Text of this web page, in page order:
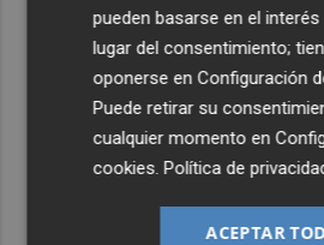
pueden basarse en el
lugar del consentimiento;
oponerse enConfiguración
Puede retirar su
cualquier momento en
cookies.Política de
ACEPTAR